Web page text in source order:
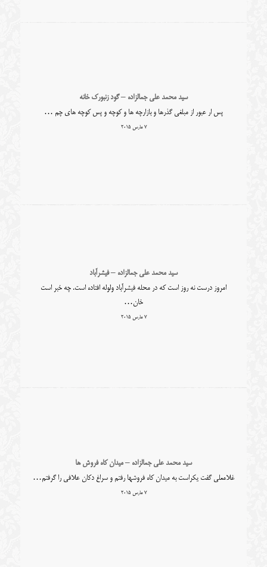
سید محمد علی جمالزاده – گود زنبورک خانه
پس ار عبور از مبلغی گذرها و بازارچه ها و کوچه و پس کوچه های چم …
7 مارس 2015
سید محمد علی جمالزاده – فیشرآباد
امروز درست نه روز است که در محله فیشرآباد ولوله افتاده است. چه خبر است
خان…
7 مارس 2015
سید محمد علی جمالزاده – میدان کاه فروش ها
غلامعلی گفت یکراست به میدان کاه فروشها رفتم و سراغ دکان علافی را گرفتم…
7 مارس 2015